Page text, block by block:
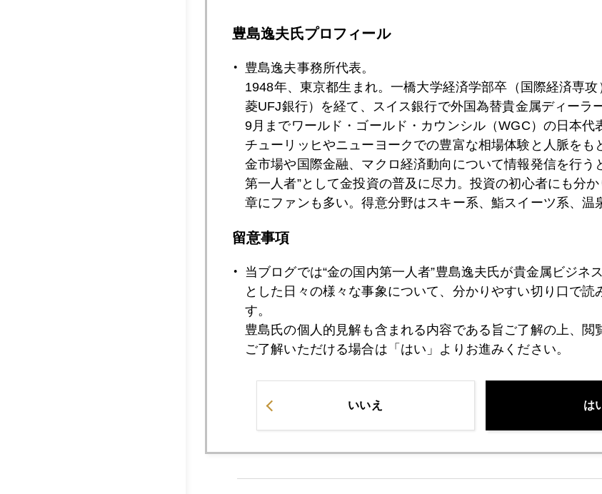
2014年02月18日 １ドル８０円説が話題に
2014年02月17日 虫の目と魚の目と鳥の目で見た金価格上昇
2014年02月14日 ４位では、金でなくてはだめなのでしょうか？
2014年02月10日
2014年02月07日 雇用統計直前
豊島逸夫氏プロフィール
豊島逸夫事務所代表。
1948年、東京都生まれ。一橋大学経済学部卒（国際経済専
菱UFJ銀行）を経て、スイス銀行で外国為替貴金属ディーラ
9月までワールド・ゴールド・カウンシル（WGC）の日本代
チューリッヒやニューヨークでの豊富な相場体験と人脈をも
金市場や国際金融、マクロ経済動向について情報発信を行う
第一人者”として金投資の普及に尽力。投資の初心者にも分
章にファンも多い。得意分野はスキー系、鮨スイーツ系、温
留意事項
当ブログでは“金の国内第一人者”豊島逸夫氏が貴金属ビジネ
とした日々の様々な事象について、分かりやすい切り口で読
す。
豊島氏の個人的見解も含まれる内容である旨ご了解の上、閲
ご了解いただける場合は「はい」よりお進みください。
いいえ は